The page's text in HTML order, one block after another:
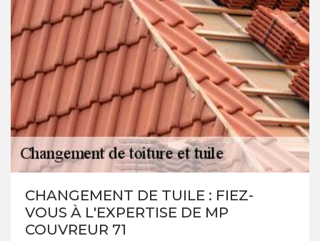
CHANGEMENT DE TUILE : FIEZ-
VOUS À L'EXPERTISE DE MP
COUVREUR 71